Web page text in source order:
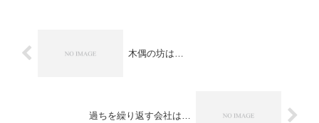
木偶の坊は…
過ちを繰り返す会社は…